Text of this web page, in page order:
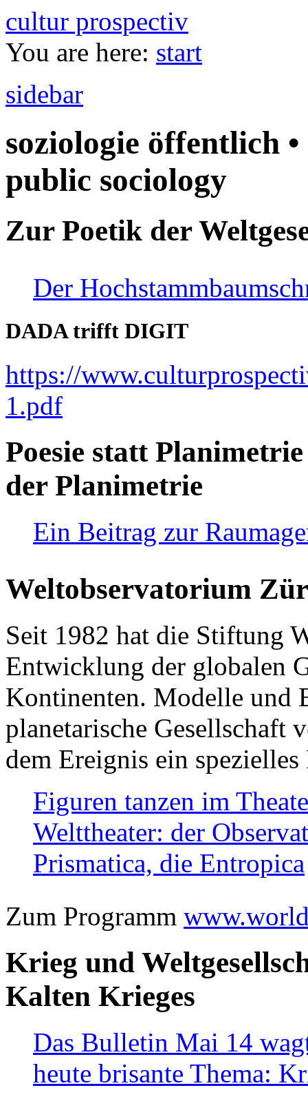
cultur prospectiv
You are here: start
sidebar
soziologie öffentlich
public sociology
Zur Poetik der
Der
DADA trifft DIGIT
https://
1.pdf
Poesie statt
der Planimetrie
Ein Beitrag zur
Weltobservatorium
Seit 1982 hat die Stiftung
Entwicklung der globalen
Kontinenten. Modelle und
planetarische Gesellschaft
dem Ereignis ein
Figuren tanzen im
Welttheater: der
Prismatica, die Entropica
Zum Programm
Krieg und
Kalten Krieges
Das Bulletin Mai 14
heute brisante Thema: